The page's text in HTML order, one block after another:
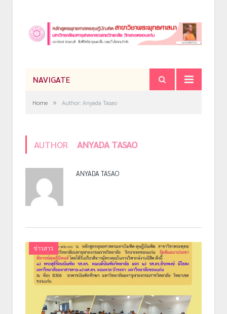
NAVIGATE
Home » Author: Anyada Tasao
AUTHOR ANYADA TASAO
ANYADA TASAO
ข่าวสาร